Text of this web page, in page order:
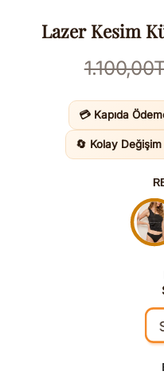
Lazer Kesim
1.100,00
💳 Kapıda
🔄 Kolay Değişim